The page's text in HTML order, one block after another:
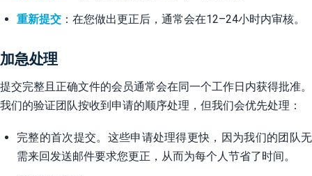
重新提交 ：在您做出更正后，通常会在12–24小时内审核。
加急处理
提交完整且正确文件的会员通常会在同一个工作日内获得批准。
我们的验证团队按收到申请的顺序处理，但我们会优先处理：
完整的首次提交。这些申请处理得更快，因为我们的团队无
需来回发送邮件要求您更正，从而为每个人节省了时间。